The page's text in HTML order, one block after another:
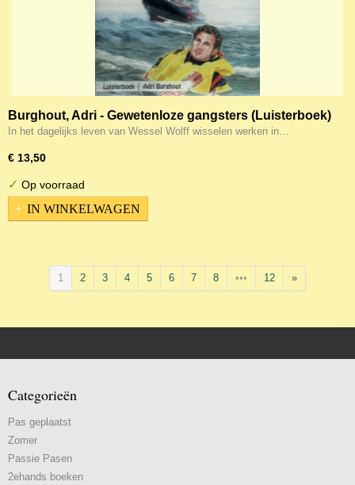
Burghout, Adri - Gewetenloze gangsters (Luisterboek)
In het dagelijks leven van Wessel Wolff wisselen werken in…
€ 13,50
✓ Op voorraad
IN WINKELWAGEN
1 2 3 4 5 6 7 8 ••• 12 »
Categorieën
Pas geplaatst
Zomer
Passie Pasen
2ehands boeken